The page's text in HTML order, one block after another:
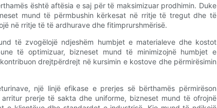
është aftësia e saj për të maksimizuar prodhimin. Duke
mund të përmbushin kërkesat në rritje të tregut dhe të
në rritje të të ardhurave dhe fitimprurshmërisë.
të zvogëlojë ndjeshëm humbjet e materialeve dhe kostot
të optimizuar, bizneset mund të minimizojnë humbjet e
drejtpërdrejt në kursimin e kostove dhe përmirësimin
një linjë efikase e prerjes së bërthamës përmirëson
prerje të sakta dhe uniforme, bizneset mund të ofrojnë